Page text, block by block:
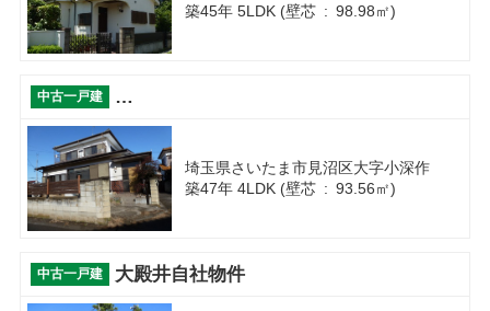
築45年 5LDK (壁芯 : 98.98㎡)
中古一戸建 さいたま市見沼区大字小深作中古住宅
埼玉県さいたま市見沼区大字小深作
築47年 4LDK (壁芯 : 93.56㎡)
中古一戸建 大殿井自社物件